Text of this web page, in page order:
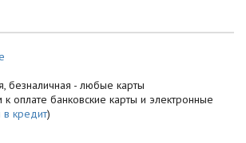
безналичная - любые карты
оплате банковские карты и электронные
в кредит)